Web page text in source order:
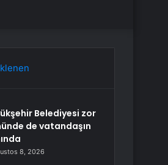
Belediyesi zor
de vatandaşın
8, 2026